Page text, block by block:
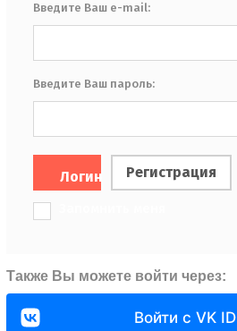
Введите Ваш e-mail:
Введите Ваш пароль:
Логин Регистрация
Также Вы можете войти через:
Войти с VK ID